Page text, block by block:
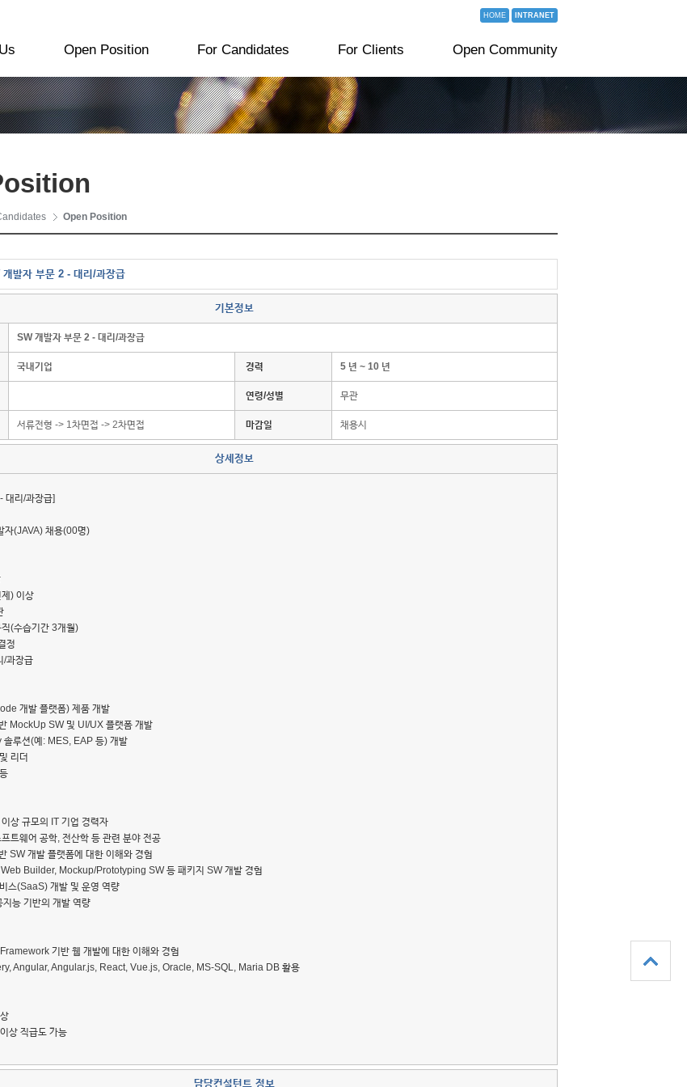
Open Position For Candidates For Clients Open Community
HOME INTRANET
Open Position
발자 부문 2 - 대리/과장급
기본정보
SW 개발자 부문 2 - 대리/과장급
국내기업 경력 5 년 ~ 10 년
연령/성별 무관
서류전형 -> 1차면접 -> 2차면접 마감일 채용시
상세정보
대리/과장급]
자(JAVA) 채용(00명)
) 이상
(수습기간 3개월)
정
/과장급
개발 플랫폼) 제품 개발
MockUp SW 및 UI/UX 플랫폼 개발
루션(예: MES, EAP 등) 개발
리더
상 규모의 IT 기업 경력자
트웨어 공학, 전산학 등 관련 분야 전공
SW 개발 플랫폼에 대한 이해와 경험
Builder, Mockup/Prototyping SW 등 패키지 SW 개발 경험
스(SaaS) 개발 및 운영 역량
능 기반의 개발 역량
기반 웹 개발에 대한 이해와 경험
Angular, Angular.js, React, Vue.js, Oracle, MS-SQL, Maria DB 활용
상 직급도 가능
담당컨설턴트 정보